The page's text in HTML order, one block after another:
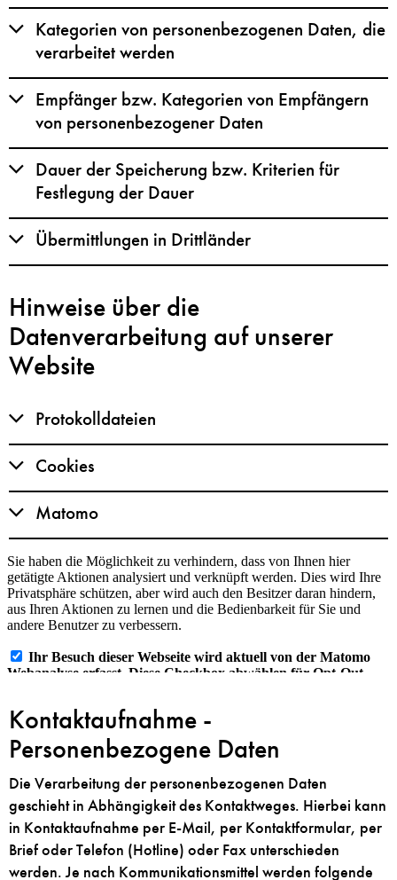
Kategorien von personenbezogenen Daten, die
verarbeitet werden
Empfänger bzw. Kategorien von Empfängern
von personenbezogener Daten
Dauer der Speicherung bzw. Kriterien für
Festlegung der Dauer
Übermittlungen in Drittländer
Hinweise über die
Datenverarbeitung auf unserer
Website
Protokolldateien
Cookies
Matomo
Kontaktaufnahme -
Personenbezogene Daten
Die Verarbeitung der personenbezogenen Daten
geschieht in Abhängigkeit des Kontaktweges. Hierbei kann
in Kontaktaufnahme per E-Mail, per Kontaktformular, per
Brief oder Telefon (Hotline) oder Fax unterschieden
werden. Je nach Kommunikationsmittel werden folgende